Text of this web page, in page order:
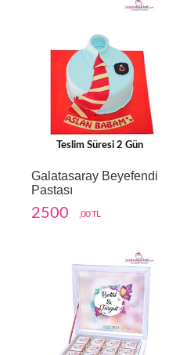
Teslim Süresi 2 Gün
Galatasaray Beyefendi
Pastası
2500 ,00 TL